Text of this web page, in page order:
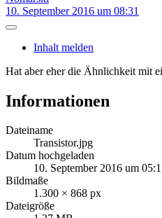
10. September 2016 um 08:31
Inhalt melden
Hat aber eher die Ähnlichkeit mit
Informationen
Dateiname
Transistor.jpg
Datum hochgeladen
10. September 2016 um
Bildmaße
1.300 × 868 px
Dateigröße